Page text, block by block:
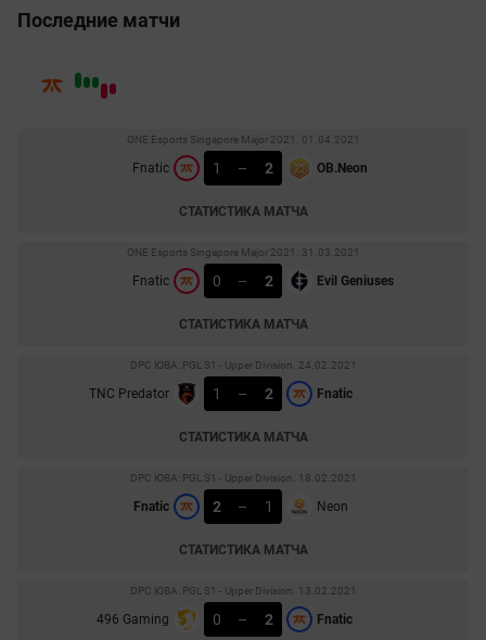
Последние матчи
ONE Esports Singapore Major 2021. 01.04.2021
Fnatic 1 – 2 OB.Neon
СТАТИСТИКА МАТЧА
ONE Esports Singapore Major 2021. 31.03.2021
Fnatic 0 – 2 Evil Geniuses
СТАТИСТИКА МАТЧА
DPC ЮВА: PGL S1 - Upper Division. 24.02.2021
TNC Predator 1 – 2 Fnatic
СТАТИСТИКА МАТЧА
DPC ЮВА: PGL S1 - Upper Division. 18.02.2021
Fnatic 2 – 1 Neon
СТАТИСТИКА МАТЧА
DPC ЮВА: PGL S1 - Upper Division. 13.02.2021
496 Gaming 0 – 2 Fnatic